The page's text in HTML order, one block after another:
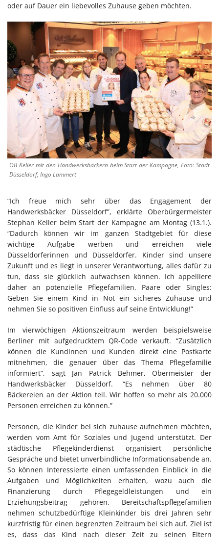
oder auf Dauer ein liebevolles Zuhause geben möchten.
OB Keller mit den Handwerksbäckern beim Start der Kampagne, Foto: Stadt
Düsseldorf, Ingo Lammert
“Ich freue mich sehr über das Engagement der
Handwerksbäcker Düsseldorf”, erklärte Oberbürgermeister
Stephan Keller beim Start der Kampagne am Montag (13.1.).
“Dadurch können wir im ganzen Stadtgebiet für diese
wichtige Aufgabe werben und erreichen viele
Düsseldorferinnen und Düsseldorfer. Kinder sind unsere
Zukunft und es liegt in unserer Verantwortung, alles dafür zu
tun, dass sie glücklich aufwachsen können. Ich appelliere
daher an potenzielle Pflegefamilien, Paare oder Singles:
Geben Sie einem Kind in Not ein sicheres Zuhause und
nehmen Sie so positiven Einfluss auf seine Entwicklung!”
Im vierwöchigen Aktionszeitraum werden beispielsweise
Berliner mit aufgedrucktem QR-Code verkauft. “Zusätzlich
können die Kundinnen und Kunden direkt eine Postkarte
mitnehmen, die genauer über das Thema Pflegefamilie
informiert”, sagt Jan Patrick Behmer, Obermeister der
Handwerksbäcker Düsseldorf. “Es nehmen über 80
Bäckereien an der Aktion teil. Wir hoffen so mehr als 20.000
Personen erreichen zu können.”
Personen, die Kinder bei sich zuhause aufnehmen möchten,
werden vom Amt für Soziales und Jugend unterstützt. Der
städtische Pflegekinderdienst organisiert persönliche
Gespräche und bietet unverbindliche Informationsabende an.
So können Interessierte einen umfassenden Einblick in die
Aufgaben und Möglichkeiten erhalten, wozu auch die
Finanzierung durch Pflegegeldleistungen und ein
Erziehungsbeitrag gehören. Bereitschaftspflegefamilien
nehmen schutzbedürftige Kleinkinder bis drei Jahren sehr
kurzfristig für einen begrenzten Zeitraum bei sich auf. Ziel ist
es, dass das Kind nach dieser Zeit zu seinen Eltern